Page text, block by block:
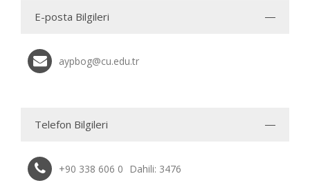
E-posta Bilgileri
aypbog@cu.edu.tr
Telefon Bilgileri
+90 338 606 0 Dahili: 3476